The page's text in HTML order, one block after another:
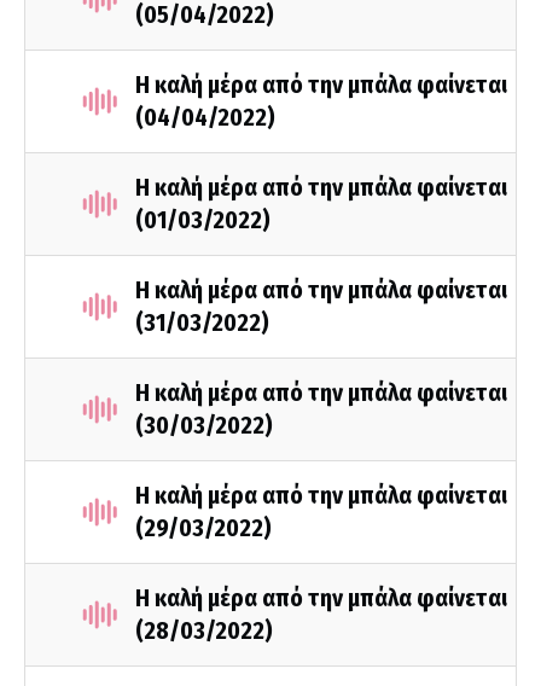
(05/04/2022)
Η καλή μέρα από την μπάλα φαίνεται
(04/04/2022)
Η καλή μέρα από την μπάλα φαίνεται
(01/03/2022)
Η καλή μέρα από την μπάλα φαίνεται
(31/03/2022)
Η καλή μέρα από την μπάλα φαίνεται
(30/03/2022)
Η καλή μέρα από την μπάλα φαίνεται
(29/03/2022)
Η καλή μέρα από την μπάλα φαίνεται
(28/03/2022)